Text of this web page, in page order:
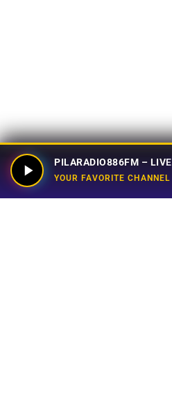
PILARADIO886FM – LIVE
YOUR FAVORITE CHANNEL